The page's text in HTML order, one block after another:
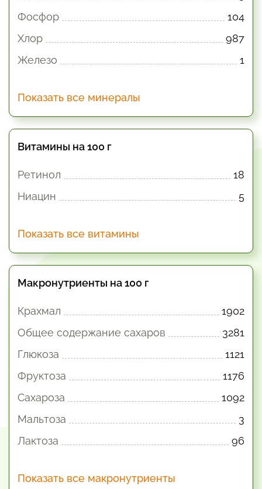
Фосфор
104
Хлор
987
Железо
1
Показать все минералы
Витамины на 100 г
Ретинол
18
Ниацин
5
Показать все витамины
Макронутриенты на 100 г
Крахмал
1902
Общее содержание сахаров
3281
Глюкоза
1121
Фруктоза
1176
Сахароза
1092
Мальтоза
3
Лактоза
96
Показать все макронутриенты